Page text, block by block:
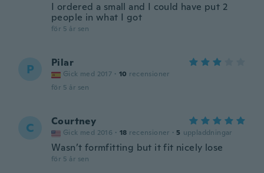
I ordered a small and I could have put 2
people in what I got
för 5 år sen
P Pilar
Gick med 2017 · 10 recensioner
för 5 år sen
C Courtney
Gick med 2016 · 18 recensioner · 5 uppladdningar
Wasn’t formfitting but it fit nicely lose
för 5 år sen